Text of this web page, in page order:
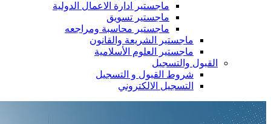
ماجستير ادارة الاعمال الدولية
ماجستير تسويق
ماجستير محاسبة ومراجعه
ماجستير الشريعة والقانون
ماجستير العلوم الأسلامية
القبول والتسجيل
شروط القبول و التسجيل
التسجيل الالكتروني